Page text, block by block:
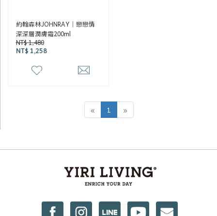
約翰森林JOHNRAY｜戀戀情
深深層潤膚霜200ml
NT$ 1,480
NT$ 1,258
« 1 »